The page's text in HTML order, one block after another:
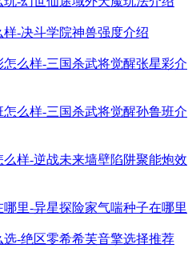
-决斗学院神兽强度介绍
么样-三国杀武将觉醒张星彩介
么样-三国杀武将觉醒孙鲁班介
样-逆战未来墙壁陷阱聚能炮效
里-异星探险家气喘种子在哪里
-绝区零希希芙音擎选择推荐